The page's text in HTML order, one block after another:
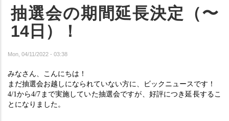
抽選会の期間延長決定（〜
14日）！
Mon, 04/11/2022 - 03:38
みなさん、こんにちは！
まだ抽選会お越しになられていない方に、ビックニュースです！
4/1から4/7まで実施していた抽選会ですが、好評につき延長するこ
とになりました。